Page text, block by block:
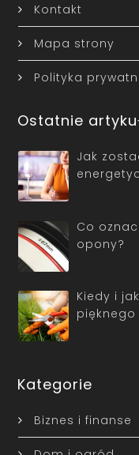
Kontakt
Mapa strony
Polityka
Ostatnie
Jak
Co
opony?
Kiedy i
Kategorie
Biznes i finanse